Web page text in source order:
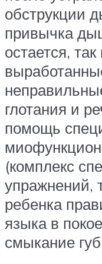
обструкции
привычка
остается,
глотания и
помощь
(комплекс
упражнений,
ребенка
языка в
смыкание